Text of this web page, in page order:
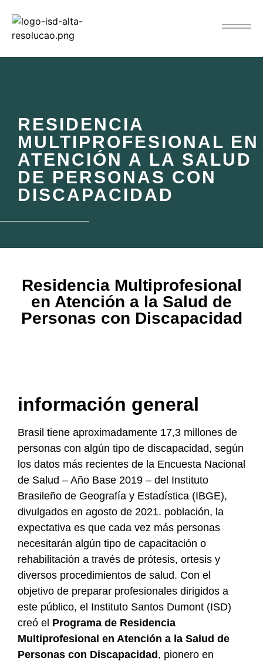
RESIDENCIA
MULTIPROFESIONAL EN
ATENCIÓN A LA SALUD
DE PERSONAS CON
DISCAPACIDAD
Residencia Multiprofesional
en Atención a la Salud de
Personas con Discapacidad
información general
Brasil tiene aproximadamente 17,3 millones de
personas con algún tipo de discapacidad, según
los datos más recientes de la Encuesta Nacional
de Salud – Año Base 2019 – del Instituto
Brasileño de Geografía y Estadística (IBGE),
divulgados en agosto de 2021. población, la
expectativa es que cada vez más personas
necesitarán algún tipo de capacitación o
rehabilitación a través de prótesis, ortesis y
diversos procedimientos de salud. Con el
objetivo de preparar profesionales dirigidos a
este público, el Instituto Santos Dumont (ISD)
creó el Programa de Residencia
Multiprofesional en Atención a la Salud de
Personas con Discapacidad , pionero en